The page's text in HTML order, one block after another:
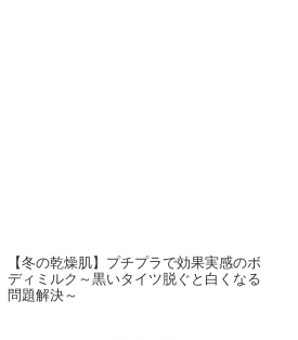
【冬の乾燥肌】プチプラで効果実感のボ
ディミルク～黒いタイツ脱ぐと白くなる
問題解決～